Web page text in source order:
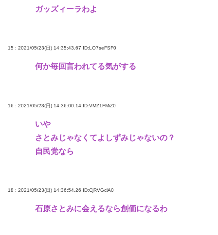
ガッズィーラわよ
15 : 2021/05/23(日) 14:35:43.67 ID:LO7seFSF0
何か毎回言われてる気がする
16 : 2021/05/23(日) 14:36:00.14 ID:VMZ1FMiZ0
いや
さとみじゃなくてよしずみじゃないの？
自民党なら
18 : 2021/05/23(日) 14:36:54.26 ID:CjRVGclA0
石原さとみに会えるなら創価になるわ